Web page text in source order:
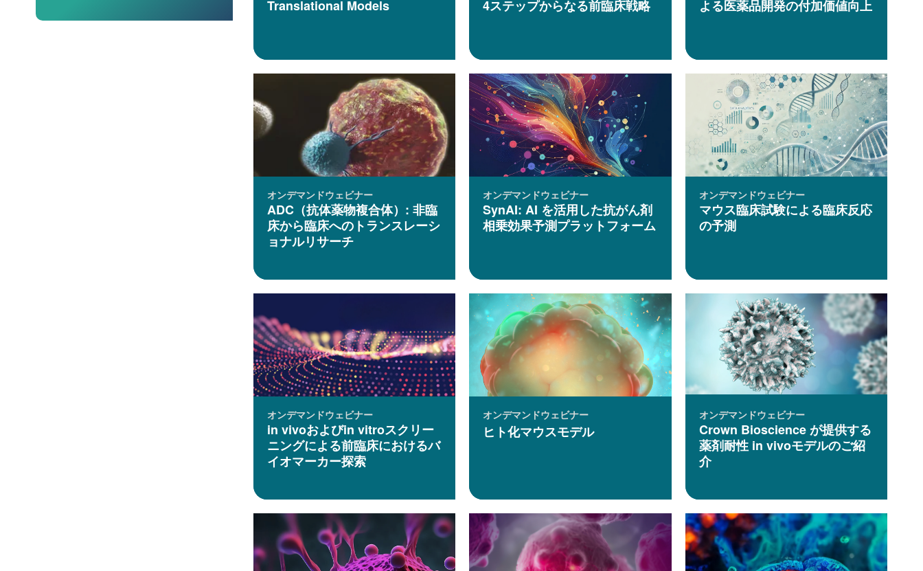
Translational Models
4ステップからなる前臨床戦略
よる医薬品開発の付加価値向上
オンデマンドウェビナー
ADC（抗体薬物複合体）: 非臨
床から臨床へのトランスレーシ
ョナルリサーチ
オンデマンドウェビナー
SynAI: AI を活用した抗がん剤
相乗効果予測プラットフォーム
オンデマンドウェビナー
マウス臨床試験による臨床反応
の予測
オンデマンドウェビナー
in vivoおよびin vitroスクリー
ニングによる前臨床におけるバ
イオマーカー探索
オンデマンドウェビナー
ヒト化マウスモデル
オンデマンドウェビナー
Crown Bioscience が提供する
薬剤耐性 in vivoモデルのご紹
介